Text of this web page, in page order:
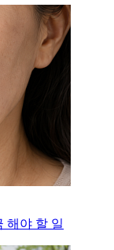
해야 할 일